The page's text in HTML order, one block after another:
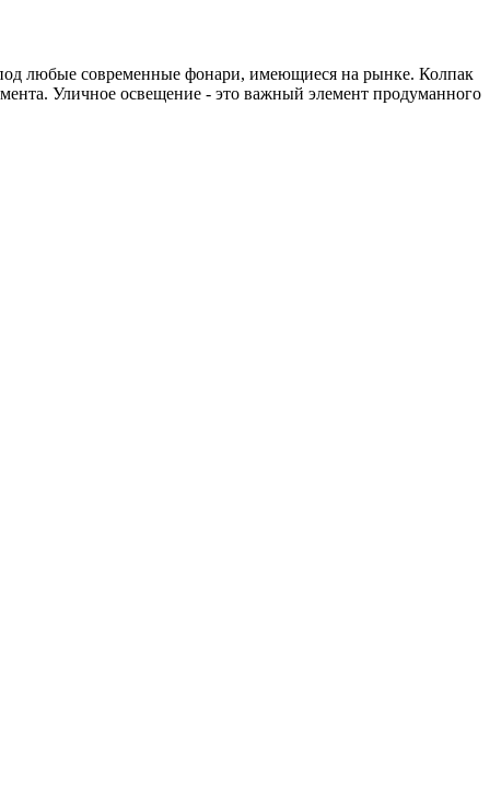
любые современные фонари, имеющиеся на рынке. Колпак
Уличное освещение - это важный элемент продуманного